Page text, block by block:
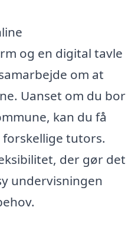
og en digital tavle
om at
Uanset om du bor
kan du få
tutors.
der gør det
undervisningen